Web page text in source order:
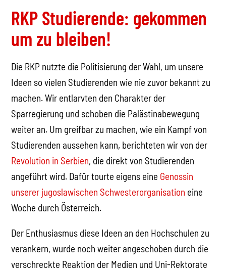
RKP Studierende: gekommen
um zu bleiben!
Die RKP nutzte die Politisierung der Wahl, um unsere
Ideen so vielen Studierenden wie nie zuvor bekannt zu
machen. Wir entlarvten den Charakter der
Sparregierung und schoben die Palästinabewegung
weiter an. Um greifbar zu machen, wie ein Kampf von
Studierenden aussehen kann, berichteten wir von der
Revolution in Serbien, die direkt von Studierenden
angeführt wird. Dafür tourte eigens eine Genossin
unserer jugoslawischen Schwesterorganisation eine
Woche durch Österreich.
Der Enthusiasmus diese Ideen an den Hochschulen zu
verankern, wurde noch weiter angeschoben durch die
verschreckte Reaktion der Medien und Uni-Rektorate